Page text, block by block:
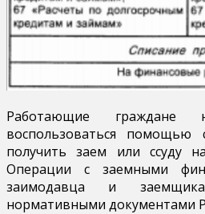
Работающие граждане
воспользоваться помощью
получить заем или ссуду
Операции с заемными
заимодавца и заемщика
нормативными документами